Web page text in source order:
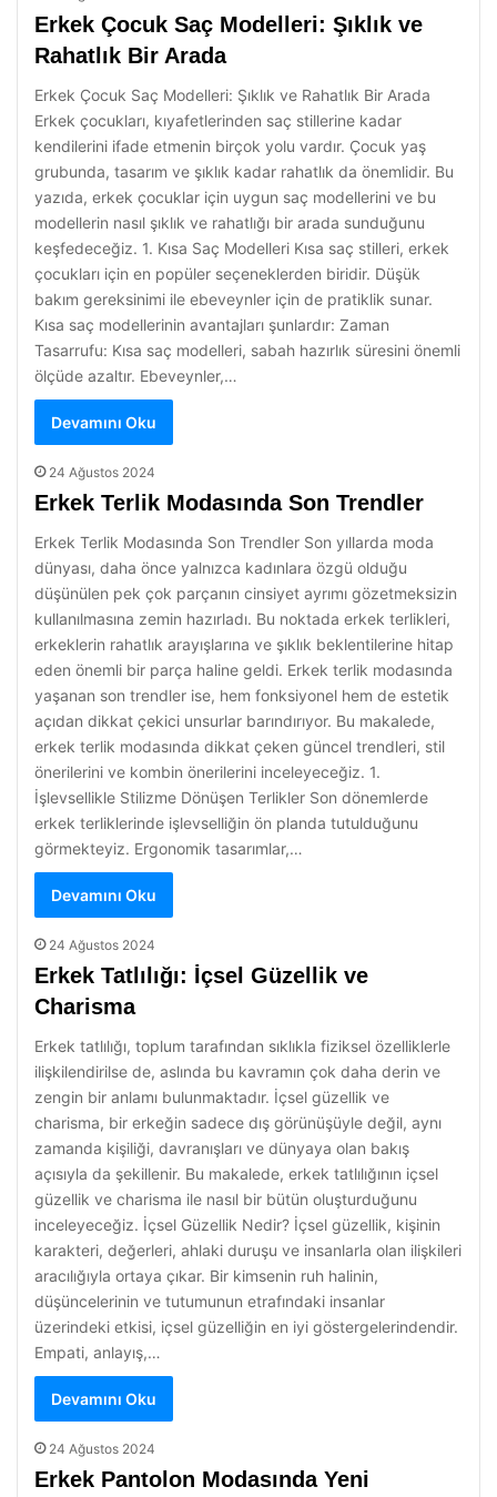
Erkek Çocuk Saç Modelleri: Şıklık ve
Rahatlık Bir Arada
Erkek Çocuk Saç Modelleri: Şıklık ve Rahatlık Bir Arada
Erkek çocukları, kıyafetlerinden saç stillerine kadar
kendilerini ifade etmenin birçok yolu vardır. Çocuk yaş
grubunda, tasarım ve şıklık kadar rahatlık da önemlidir. Bu
yazıda, erkek çocuklar için uygun saç modellerini ve bu
modellerin nasıl şıklık ve rahatlığı bir arada sunduğunu
keşfedeceğiz. 1. Kısa Saç Modelleri Kısa saç stilleri, erkek
çocukları için en popüler seçeneklerden biridir. Düşük
bakım gereksinimi ile ebeveynler için de pratiklik sunar.
Kısa saç modellerinin avantajları şunlardır: Zaman
Tasarrufu: Kısa saç modelleri, sabah hazırlık süresini önemli
ölçüde azaltır. Ebeveynler,…
Devamını Oku
24 Ağustos 2024
Erkek Terlik Modasında Son Trendler
Erkek Terlik Modasında Son Trendler Son yıllarda moda
dünyası, daha önce yalnızca kadınlara özgü olduğu
düşünülen pek çok parçanın cinsiyet ayrımı gözetmeksizin
kullanılmasına zemin hazırladı. Bu noktada erkek terlikleri,
erkeklerin rahatlık arayışlarına ve şıklık beklentilerine hitap
eden önemli bir parça haline geldi. Erkek terlik modasında
yaşanan son trendler ise, hem fonksiyonel hem de estetik
açıdan dikkat çekici unsurlar barındırıyor. Bu makalede,
erkek terlik modasında dikkat çeken güncel trendleri, stil
önerilerini ve kombin önerilerini inceleyeceğiz. 1.
İşlevsellikle Stilizme Dönüşen Terlikler Son dönemlerde
erkek terliklerinde işlevselliğin ön planda tutulduğunu
görmekteyiz. Ergonomik tasarımlar,…
Devamını Oku
24 Ağustos 2024
Erkek Tatlılığı: İçsel Güzellik ve
Charisma
Erkek tatlılığı, toplum tarafından sıklıkla fiziksel özelliklerle
ilişkilendirilse de, aslında bu kavramın çok daha derin ve
zengin bir anlamı bulunmaktadır. İçsel güzellik ve
charisma, bir erkeğin sadece dış görünüşüyle değil, aynı
zamanda kişiliği, davranışları ve dünyaya olan bakış
açısıyla da şekillenir. Bu makalede, erkek tatlılığının içsel
güzellik ve charisma ile nasıl bir bütün oluşturduğunu
inceleyeceğiz. İçsel Güzellik Nedir? İçsel güzellik, kişinin
karakteri, değerleri, ahlaki duruşu ve insanlarla olan ilişkileri
aracılığıyla ortaya çıkar. Bir kimsenin ruh halinin,
düşüncelerinin ve tutumunun etrafındaki insanlar
üzerindeki etkisi, içsel güzelliğin en iyi göstergelerindendir.
Empati, anlayış,…
Devamını Oku
24 Ağustos 2024
Erkek Pantolon Modasında Yeni